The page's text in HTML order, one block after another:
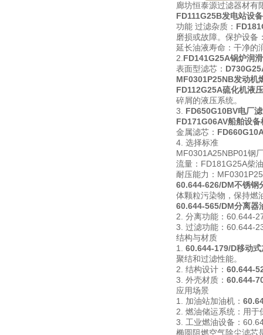
廊坊恒泰源过滤器材有
FD111G25B发电站设
功能 过滤杂质：
磨损或故障。保护设备
延长油液寿命：干净的
2. FD141G25A锅炉润
表面型滤芯：
MF0301P25NB发动机
FD112G25A硫化机液
碎屑的液压系统。
3. FD650G10BV电厂
FD171G06AV船舶设备
金属滤芯：
4. 选择标准
MF0301A25NBP01钢
流量：FD181G25A柴
耐压能力：
60.644-626/DM不锈钢
体颗粒污染物，保持燃
60.644-565/DM分离器
2. 分离功能：60.644-
3. 过滤功能：60.644-
结构与材质
1. 60.644-179/D移动
聚结和过滤性能。
2. 结构设计： 60.644-
3. 外壳材质： 60.644-
应用场景
1. 加油站加油机：
2. 燃油储运系统：用
3. 工业燃油设备：
椭圆阻燃空气除尘滤芯